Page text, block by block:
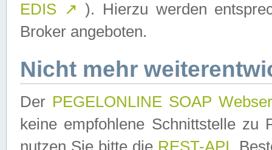
EDIS ↗ ). Hierzu werden
Broker angeboten.
Nicht mehr
Der PEGELONLINE SOAP
keine empfohlene Schnittstelle zu
nutzen Sie bitte die REST-API.